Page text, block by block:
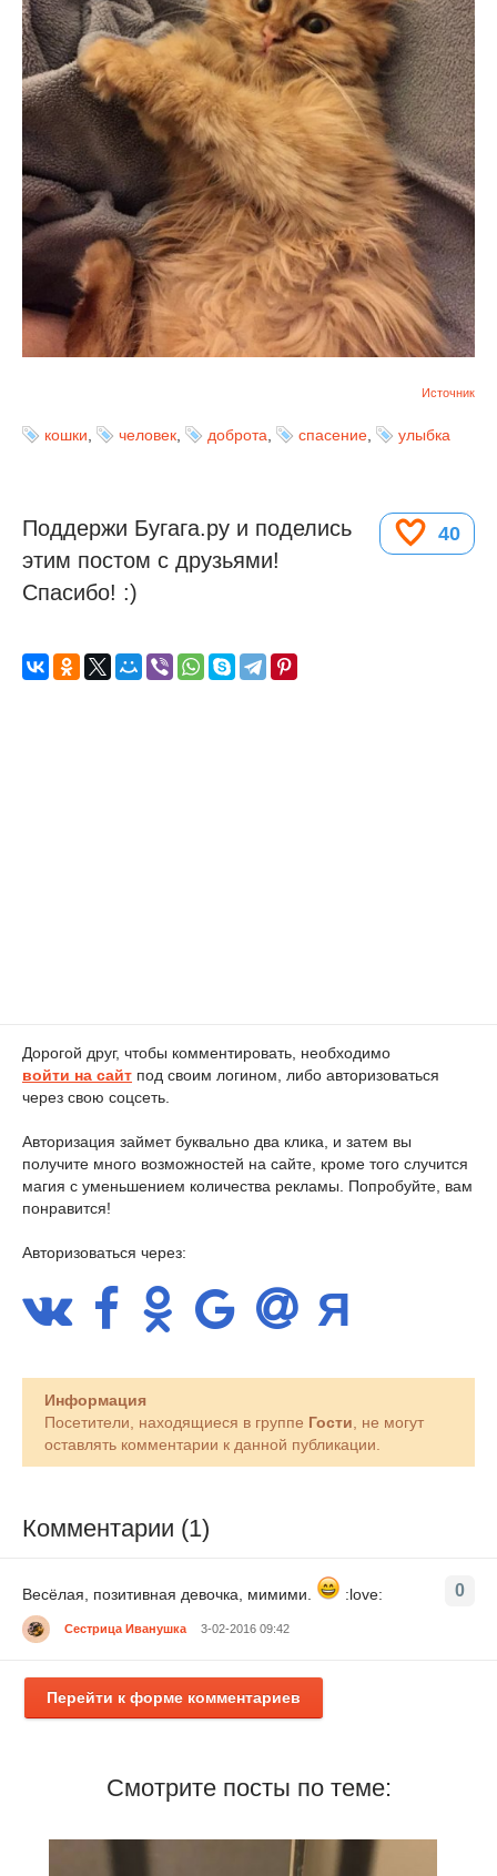
Источник
кошки человек доброта спасение улыбка
40
Поддержи Бугага.ру и поделись
этим постом с друзьями!
Спасибо! :)
Дорогой друг, чтобы комментировать, необходимо
войти на сайт под своим логином, либо авторизоваться
через свою соцсеть.
Авторизация займет буквально два клика, и затем вы
получите много возможностей на сайте, кроме того случится
магия с уменьшением количества рекламы. Попробуйте, вам
понравится!
Авторизоваться через:
Информация
Посетители, находящиеся в группе Гости , не могут
оставлять комментарии к данной публикации.
Комментарии (1)
0
Весёлая, позитивная девочка, мимими. :love:
Сестрица Иванушка 3-02-2016 09:42
Перейти к форме комментариев
Смотрите посты по теме: